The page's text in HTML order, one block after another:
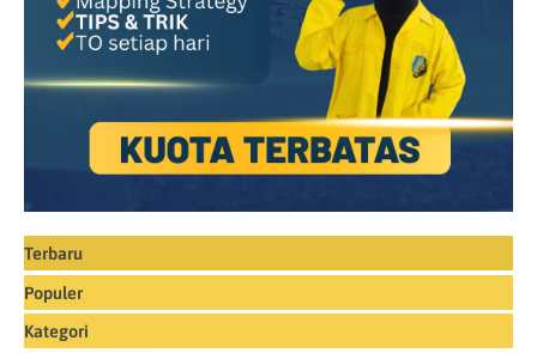
Terbaru
Populer
Kategori